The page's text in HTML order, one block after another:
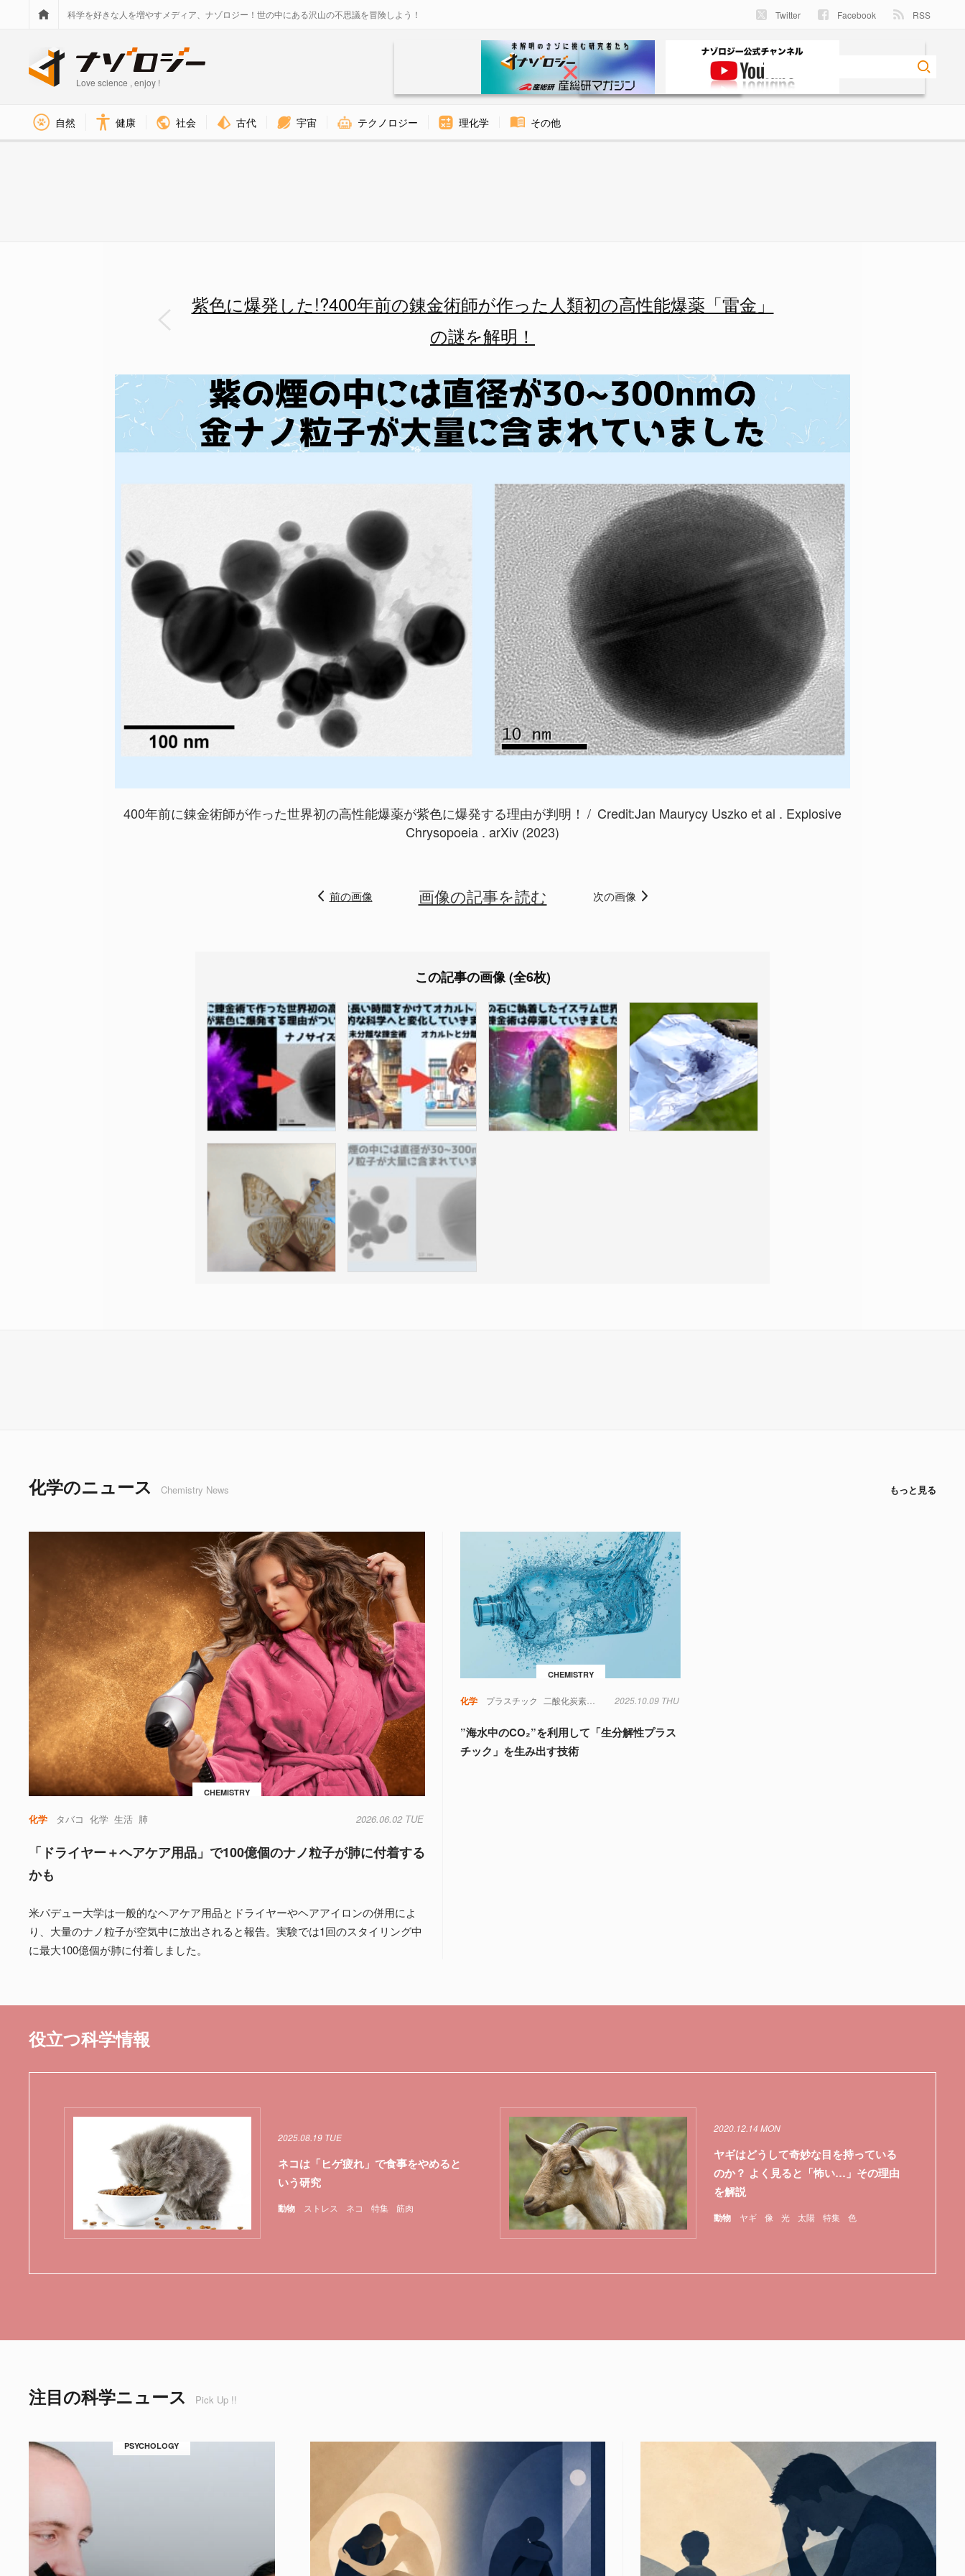
科学を好きな人を増やすメディア、ナゾロジー！世の中にある沢山の不思議を冒険しよう！ Twitter Facebook RSS
Love science , enjoy !
自然 健康 社会 古代 宇宙 テクノロジー 理化学 その他
紫色に爆発した!?400年前の錬金術師が作った人類初の高性能爆薬「雷金」
の謎を解明！
400年前に錬金術師が作った世界初の高性能爆薬が紫色に爆発する理由が判明！ Credit:Jan Maurycy Uszko et al . Explosive
Chrysopoeia . arXiv (2023)
前の画像 画像の記事を読む 次の画像
この記事の画像 (全6枚)
化学のニュース Chemistry News もっと見る
CHEMISTRY
化学 タバコ 化学 生活 肺 2026.06.02 TUE
「ドライヤー＋ヘアケア用品」で100億個のナノ粒子が肺に付着する
かも
米パデュー大学は一般的なヘアケア用品とドライヤーやヘアアイロンの併用によ
り、大量のナノ粒子が空気中に放出されると報告。実験では1回のスタイリング中
に最大100億個が肺に付着しました。
CHEMISTRY
化学 プラスチック 二酸化炭素 地球 微生物 気象
2025.10.09 THU
”海水中のCO₂”を利用して「生分解性プラス
チック」を生み出す技術
役立つ科学情報
動物 ストレス ネコ 特集 筋肉
2025.08.19 TUE
ネコは「ヒゲ疲れ」で食事をやめると
いう研究
動物 ヤギ 像 光 太陽 特集 色
2020.12.14 MON
ヤギはどうして奇妙な目を持っている
のか？ よく見ると「怖い…」その理由
を解説
注目の科学ニュース Pick Up !!
PSYCHOLOGY